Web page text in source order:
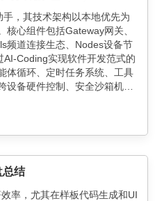
，其技术架构以本地优先为
心组件包括Gateway网关、
频道连接生态、Nodes设备节
Coding实现软件开发范式的
体循环、定时任务系统、工具
备硬件控制、安全沙箱机制
总结
率，尤其在样板代码生成和UI